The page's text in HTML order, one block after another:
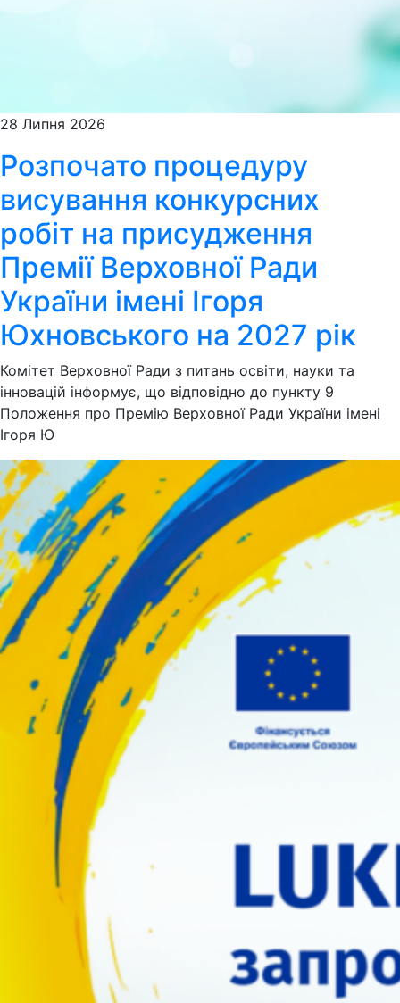
28 Липня 2026
Розпочато процедуру
висування конкурсних
робіт на присудження
Премії Верховної Ради
України імені Ігоря
Юхновського на 2027 рік
Комітет Верховної Ради з питань освіти, науки та
інновацій інформує, що відповідно до пункту 9
Положення про Премію Верховної Ради України імені
Ігоря Ю